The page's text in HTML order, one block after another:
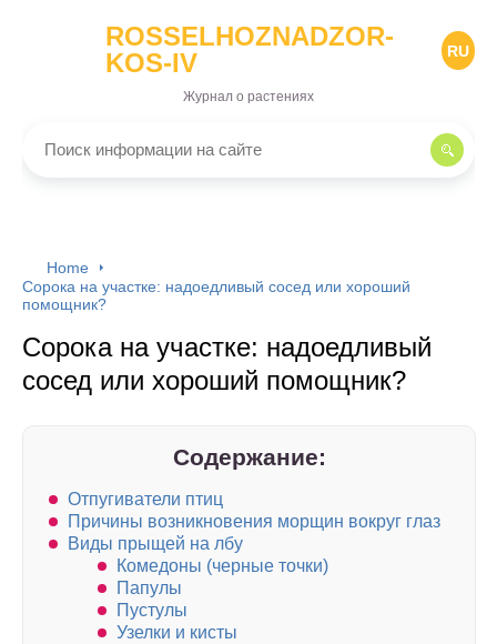
ROSSELHOZNADZOR-
KOS-IV
RU
Журнал о растениях
Home
Сорока на участке: надоедливый сосед или хороший
помощник?
Сорока на участке: надоедливый
сосед или хороший помощник?
Содержание:
Отпугиватели птиц
Причины возникновения морщин вокруг глаз
Виды прыщей на лбу
Комедоны (черные точки)
Папулы
Пустулы
Узелки и кисты